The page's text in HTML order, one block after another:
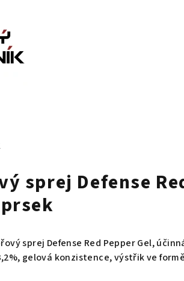
sprej Defense
sprej Defense Red Pepper Gel,
gelová konzistence, výstřik ve